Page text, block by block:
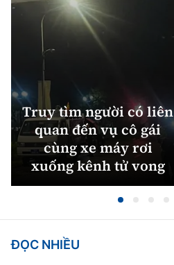
Truy tìm người có liên
quan đến vụ cô gái
cùng xe máy rơi
xuống kênh tử vong
ĐỌC NHIỀU